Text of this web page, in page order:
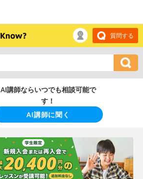
質問する
AI講師ならいつでも相談可能で
す！
AI講師に聞く